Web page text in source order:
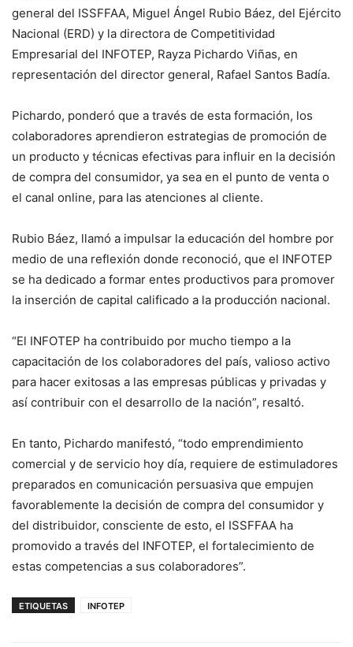
general del ISSFFAA, Miguel Ángel Rubio Báez, del Ejército
Nacional (ERD) y la directora de Competitividad
Empresarial del INFOTEP, Rayza Pichardo Viñas, en
representación del director general, Rafael Santos Badía.
Pichardo, ponderó que a través de esta formación, los
colaboradores aprendieron estrategias de promoción de
un producto y técnicas efectivas para influir en la decisión
de compra del consumidor, ya sea en el punto de venta o
el canal online, para las atenciones al cliente.
Rubio Báez, llamó a impulsar la educación del hombre por
medio de una reflexión donde reconoció, que el INFOTEP
se ha dedicado a formar entes productivos para promover
la inserción de capital calificado a la producción nacional.
“El INFOTEP ha contribuido por mucho tiempo a la
capacitación de los colaboradores del país, valioso activo
para hacer exitosas a las empresas públicas y privadas y
así contribuir con el desarrollo de la nación”, resaltó.
En tanto, Pichardo manifestó, “todo emprendimiento
comercial y de servicio hoy día, requiere de estimuladores
preparados en comunicación persuasiva que empujen
favorablemente la decisión de compra del consumidor y
del distribuidor, consciente de esto, el ISSFFAA ha
promovido a través del INFOTEP, el fortalecimiento de
estas competencias a sus colaboradores”.
ETIQUETAS INFOTEP